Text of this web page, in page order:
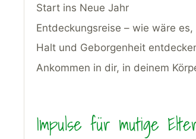
Start ins Neue Jahr
Entdeckungsreise – wie wäre
Halt und Geborgenheit
Ankommen in dir, in deinem
Impulse für mutige